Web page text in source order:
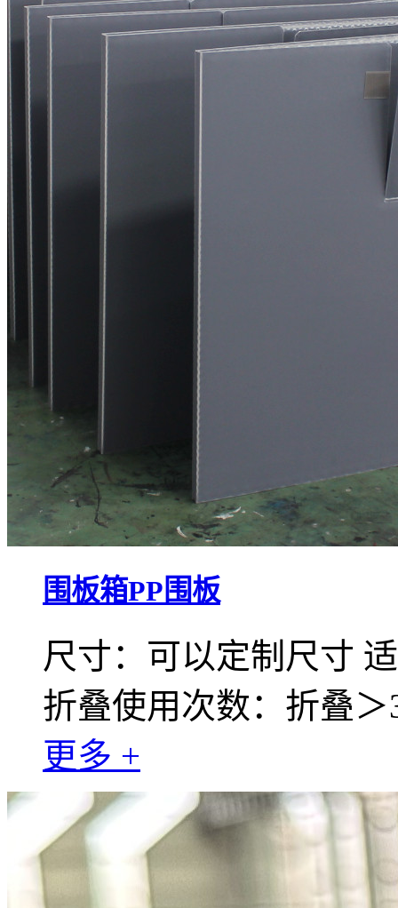
围板箱PP围板
尺寸：可以定制尺寸
折叠使用次数：折叠＞
更多 +